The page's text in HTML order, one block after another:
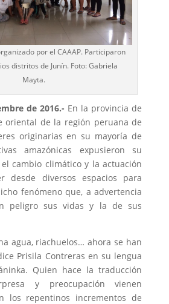
por el CAAAP. Participaron
distritos de Junín. Foto: Gabriela
Mayta.
de 2016.- En la provincia de
oriental de la región peruana de
originarias en su mayoría de
amazónicas expusieron su
cambio climático y la actuación
desde diversos espacios para
fenómeno que, a advertencia
peligro sus vidas y la de sus
agua, riachuelos… ahora se han
Prisila Contreras en su lengua
Quien hace la traducción
y preocupación vienen
los repentinos incrementos de